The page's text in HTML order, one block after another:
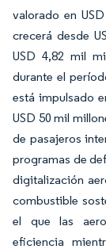
valorado en
crecerá desde
USD 4,82 mil
durante el
está impulsado
USD 50 mil
de pasajeros
programas de
digitalización
combustible
el que las
eficiencia